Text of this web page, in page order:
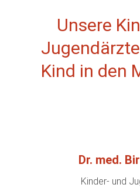
Unsere
Kind in den
Dr. med.
Kinder- und